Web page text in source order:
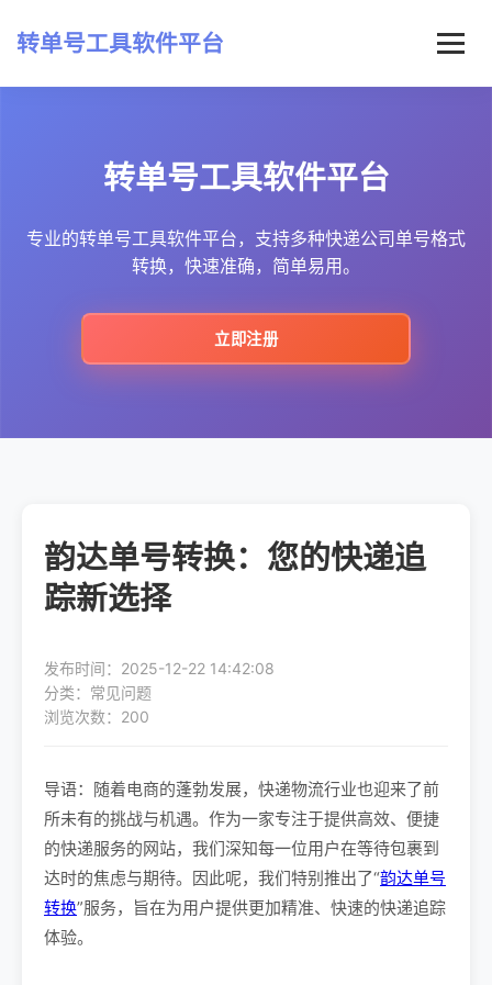
转单号工具软件平台
常见问题
最新资讯
转单号工具软件平台
专业的转单号工具软件平台，支持多种快递公司单号格式
转换，快速准确，简单易用。
立即注册
韵达单号转换：您的快递追
踪新选择
发布时间：2025-12-22 14:42:08
分类：常见问题
浏览次数：200
导语：随着电商的蓬勃发展，快递物流行业也迎来了前
所未有的挑战与机遇。作为一家专注于提供高效、便捷
的快递服务的网站，我们深知每一位用户在等待包裹到
达时的焦虑与期待。因此呢，我们特别推出了“韵达单号
转换”服务，旨在为用户提供更加精准、快速的快递追踪
体验。